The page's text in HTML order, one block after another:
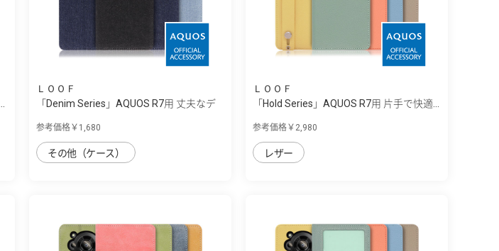
ＬＯＯＦ
「Denim Series」AQUOS R7用 丈夫なデ
参考価格￥1,680
その他（ケース）
ＬＯＯＦ
「Hold Series」AQUOS R7用 片手で快適...
参考価格￥2,980
レザー